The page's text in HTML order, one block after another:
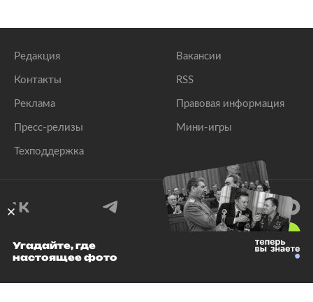
Редакция
Контакты
Реклама
Пресс-релизы
Техподдержка
Вакансии
RSS
Правовая информация
Мини-игры
© 1999–2026 Все права защищены.
Угадайте, где
настоящее фото